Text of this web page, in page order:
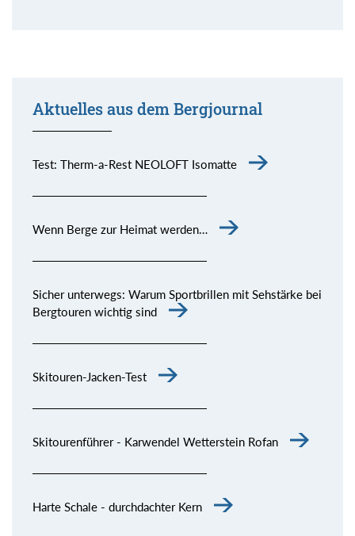
Aktuelles aus dem Bergjournal
Test: Therm-a-Rest NEOLOFT Isomatte
Wenn Berge zur Heimat werden…
Sicher unterwegs: Warum Sportbrillen mit Sehstärke bei
Bergtouren wichtig sind
Skitouren-Jacken-Test
Skitourenführer - Karwendel Wetterstein Rofan
Harte Schale - durchdachter Kern